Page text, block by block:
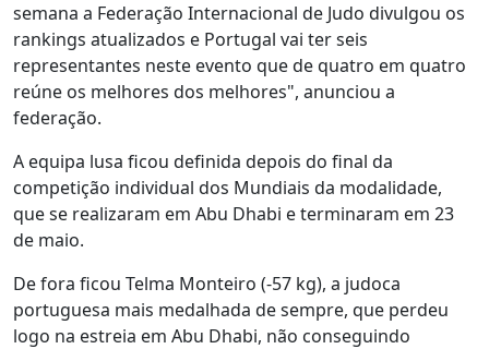
semana a Federação Internacional de Judo divulgou os
rankings atualizados e Portugal vai ter seis
representantes neste evento que de quatro em quatro
reúne os melhores dos melhores", anunciou a
federação.
A equipa lusa ficou definida depois do final da
competição individual dos Mundiais da modalidade,
que se realizaram em Abu Dhabi e terminaram em 23
de maio.
De fora ficou Telma Monteiro (-57 kg), a judoca
portuguesa mais medalhada de sempre, que perdeu
logo na estreia em Abu Dhabi, não conseguindo